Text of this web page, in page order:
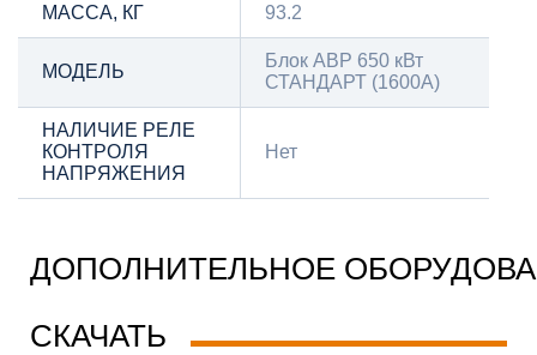
МАССА, КГ 93.2
МОДЕЛЬ
Блок АВР 650 кВт
СТАНДАРТ (1600А)
НАЛИЧИЕ РЕЛЕ
КОНТРОЛЯ
НАПРЯЖЕНИЯ
Нет
ДОПОЛНИТЕЛЬНОЕ
СКАЧАТЬ